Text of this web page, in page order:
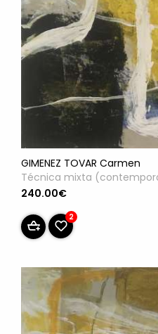
GIMENEZ TOVAR Carmen
Técnica mixta
240.00€
2